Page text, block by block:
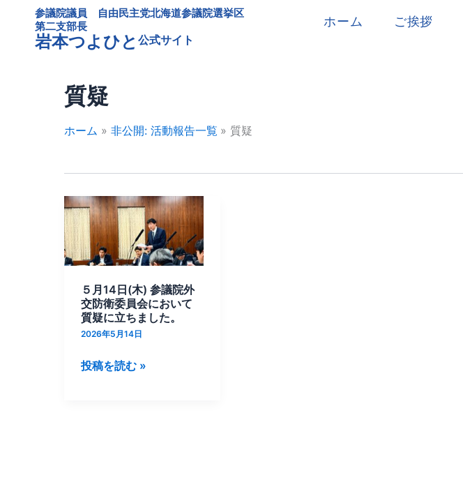
参議院議員 自由民主党北海道参議院選挙区
第二支部長
岩本つよひと 公式サイト
ホーム ご挨拶
質疑
ホーム 非公開: 活動報告一覧 質疑
５月14日(木) 参議院外
交防衛委員会において
質疑に立ちました。
2026年5月14日
５
月
14
日
参
議
院
交
投稿を読む »